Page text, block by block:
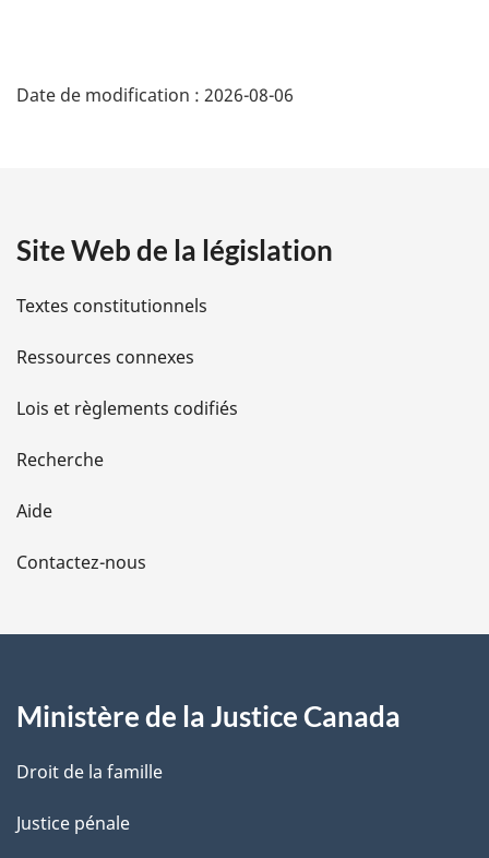
é
i
l
s
d
e
l
a
e
Date de modification : 2026-08-06
Site Web de la législation
Textes constitutionnels
Ressources connexes
Lois et règlements codifiés
Recherche
Aide
Contactez-nous
Ministère de la Justice Canada
Droit de la famille
Justice pénale